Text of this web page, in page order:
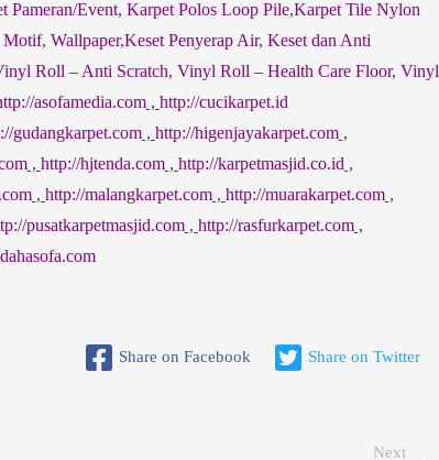
Pameran/Event, Karpet Polos Loop Pile,Karpet Tile Nylon
Motif, Wallpaper,Keset Penyerap Air, Keset dan Anti
Roll – Anti Scratch, Vinyl Roll – Health Care Floor, Vinyl
asofamedia.com, http://cucikarpet.id
gudangkarpet.com, http://higenjayakarpet.com,
, http://hjtenda.com, http://karpetmasjid.co.id ,
, http://malangkarpet.com, http://muarakarpet.com,
pusatkarpetmasjid.com, http://rasfurkarpet.com,
Share on Facebook Share on Twitter
Next